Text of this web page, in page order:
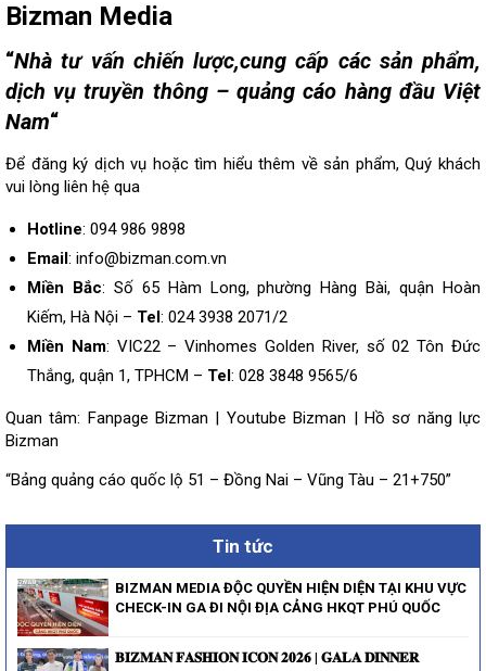
Bizman Media
“Nhà tư vấn chiến lược,cung cấp các sản phẩm,
dịch vụ truyền thông – quảng cáo hàng đầu Việt
Nam“
Để đăng ký dịch vụ hoặc tìm hiểu thêm về sản phẩm, Quý khách
vui lòng liên hệ qua
Hotline: 094 986 9898
Email: info@bizman.com.vn
Miền Bắc: Số 65 Hàm Long, phường Hàng Bài, quận Hoàn
Kiếm, Hà Nội – Tel: 024 3938 2071/2
Miền Nam: VIC22 – Vinhomes Golden River, số 02 Tôn Đức
Thắng, quận 1, TPHCM – Tel: 028 3848 9565/6
Quan tâm: Fanpage Bizman | Youtube Bizman | Hồ sơ năng lực
Bizman
“Bảng quảng cáo quốc lộ 51 – Đồng Nai – Vũng Tàu – 21+750”
Tin tức
BIZMAN MEDIA ĐỘC QUYỀN HIỆN DIỆN TẠI KHU VỰC
CHECK-IN GA ĐI NỘI ĐỊA CẢNG HKQT PHÚ QUỐC
𝐁𝐈𝐙𝐌𝐀𝐍 𝐅𝐀𝐒𝐇𝐈𝐎𝐍 𝐈𝐂𝐎𝐍 𝟐𝟎𝟐𝟔 | 𝐆𝐀𝐋𝐀 𝐃𝐈𝐍𝐍𝐄𝐑